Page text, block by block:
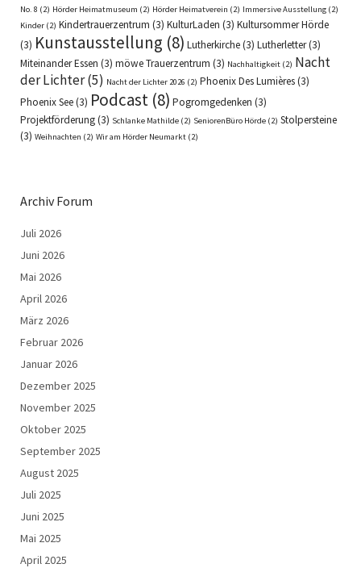
No. 8 (2) Hörder Heimatmuseum (2) Hörder Heimatverein (2) Immersive Ausstellung (2)
Kinder (2) Kindertrauerzentrum (3) KulturLaden (3) Kultursommer Hörde
(3) Kunstausstellung (8) Lutherkirche(3) Lutherletter(3)
Miteinander Essen (3) möwe Trauerzentrum (3) Nachhaltigkeit (2) Nacht
der Lichter(5) Nacht der Lichter 2026 (2) Phoenix Des Lumières(3)
Phoenix See(3) Podcast (8) Pogromgedenken (3)
Projektförderung(3) Schlanke Mathilde (2) SeniorenBüro Hörde (2) Stolpersteine
(3) Weihnachten (2) Wir am Hörder Neumarkt (2)
Archiv Forum
Juli 2026
Juni 2026
Mai 2026
April 2026
März 2026
Februar 2026
Januar 2026
Dezember 2025
November 2025
Oktober 2025
September 2025
August 2025
Juli 2025
Juni 2025
Mai 2025
April 2025